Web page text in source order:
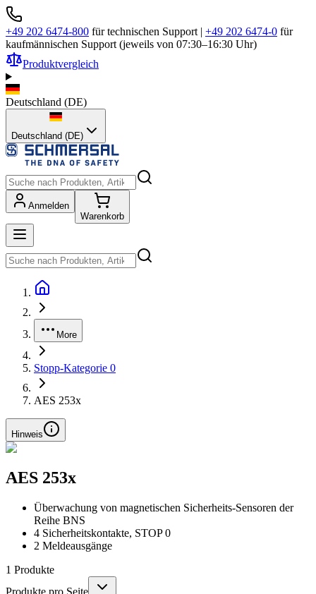
+49 202 6474-800 für technischen Support | +49 202 6474-0 für
kaufmännischen Support (jeweils von 07:30–16:30 Uhr)
Produktvergleich
Deutschland (DE)
Deutschland (DE)
Anmelden
Warenkorb
More
Stopp-Kategorie 0
AES 253x
Hinweis
AES 253x
Überwachung von magnetischen Sicherheits-Sensoren der
Reihe BNS
4 Sicherheitskontakte, STOP 0
2 Meldeausgänge
1 Produkte
Produkte pro Seite